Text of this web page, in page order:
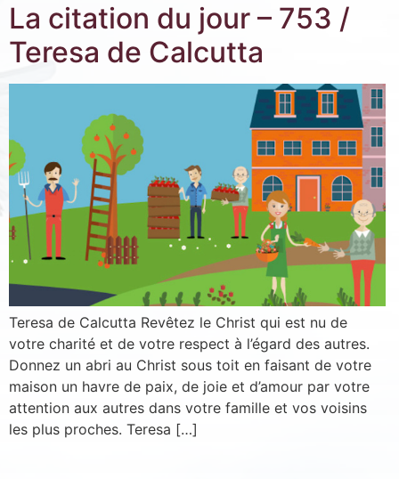
La citation du jour – 753 /
Teresa de Calcutta
Teresa de Calcutta Revêtez le Christ qui est nu de
votre charité et de votre respect à l’égard des autres.
Donnez un abri au Christ sous toit en faisant de votre
maison un havre de paix, de joie et d’amour par votre
attention aux autres dans votre famille et vos voisins
les plus proches. Teresa […]
Inscription News Letter
Si vous souhaitez recevoir nos dernières actualités,
veuillez indiquer ci-dessous votre adresse mail.
S'inscrire
Se désinscrire